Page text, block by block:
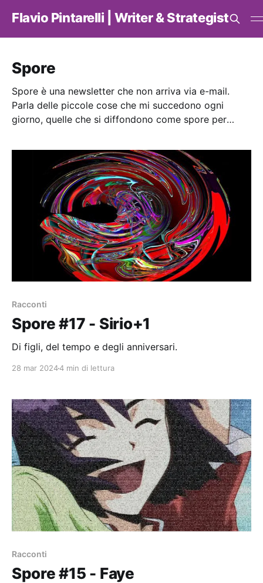
Flavio Pintarelli | Writer & Strategist
Spore
Spore è una newsletter che non arriva via e-mail.
Parla delle piccole cose che mi succedono ogni
giorno, quelle che si diffondono come spore per
Racconti
Spore #17 - Sirio+1
Di figli, del tempo e degli anniversari.
28 mar 20244 min di lettura
Racconti
Spore #15 - Faye